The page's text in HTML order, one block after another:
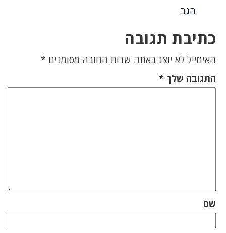
הגב
כתיבת תגובה
האימייל לא יוצג באתר. שדות החובה מסומנים *
התגובה שלך *
שם